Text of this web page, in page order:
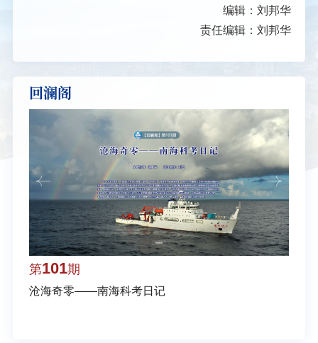
编辑：刘邦华
责任编辑：刘邦华
回澜阁
第101期
沧海奇零——南海科考日记